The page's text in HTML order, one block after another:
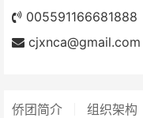
005591166681888
cjxnca@gmail.com
侨团简介 组织架构